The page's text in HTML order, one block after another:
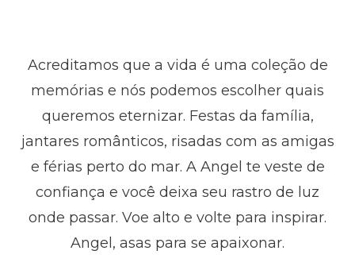
Acreditamos que a vida é uma coleção de
memórias e nós podemos escolher quais
queremos eternizar. Festas da família,
jantares românticos, risadas com as amigas
e férias perto do mar. A Angel te veste de
confiança e você deixa seu rastro de luz
onde passar. Voe alto e volte para inspirar.
Angel, asas para se apaixonar.